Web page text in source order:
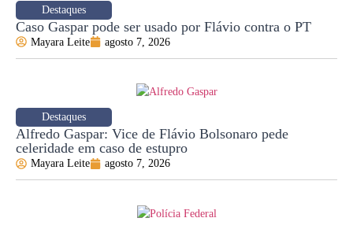
Destaques
Caso Gaspar pode ser usado por Flávio contra o PT
Mayara Leite agosto 7, 2026
Destaques
Alfredo Gaspar: Vice de Flávio Bolsonaro pede
celeridade em caso de estupro
Mayara Leite agosto 7, 2026